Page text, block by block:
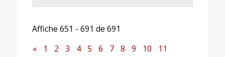
Affiche 651 - 691 de 691
«
1 2 3 4 5 6 7 8 9 10
11